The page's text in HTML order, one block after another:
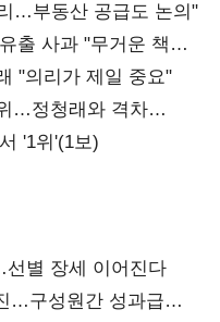
…부동산 공급도 논의"
출 사과 "무거운 책임
"의리가 제일 중요"
…정청래와 격차
'1위'(1보)
별 장세 이어진다
…구성원간 성과급